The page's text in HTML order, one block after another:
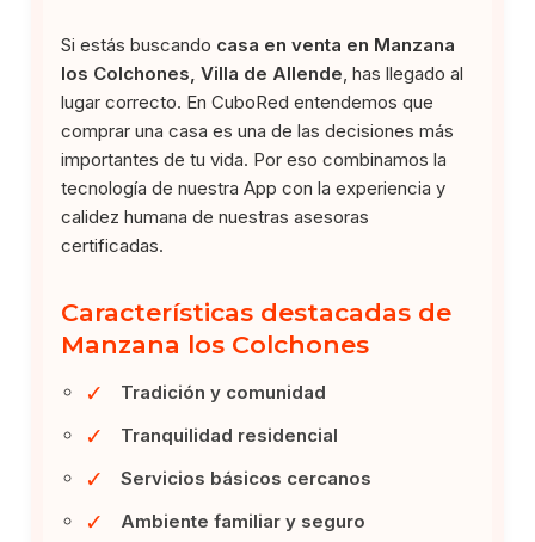
Si estás buscando casa en venta en Manzana
los Colchones, Villa de Allende , has llegado al
lugar correcto. En CuboRed entendemos que
comprar una casa es una de las decisiones más
importantes de tu vida. Por eso combinamos la
tecnología de nuestra App con la experiencia y
calidez humana de nuestras asesoras
certificadas.
Características destacadas de
Manzana los Colchones
✓ Tradición y comunidad
✓ Tranquilidad residencial
✓ Servicios básicos cercanos
✓ Ambiente familiar y seguro